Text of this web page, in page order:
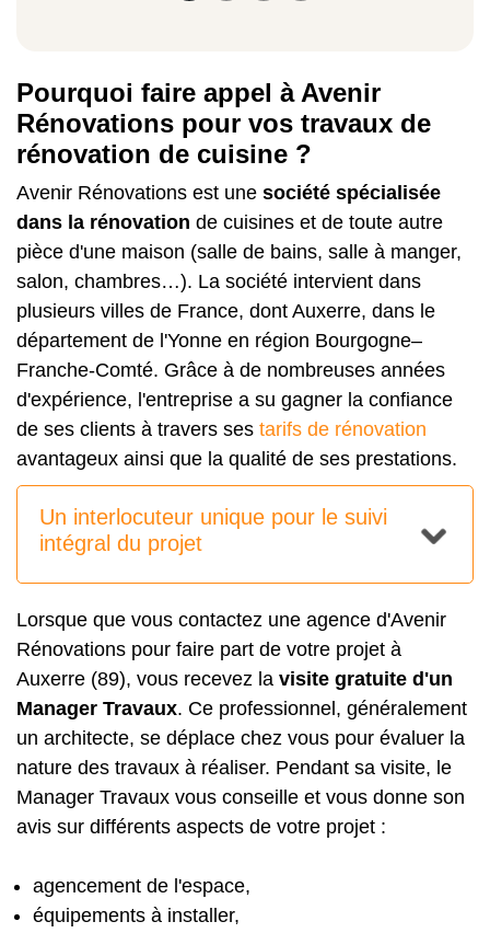
Pourquoi faire appel à Avenir
Rénovations pour vos travaux de
rénovation de cuisine ?
Avenir Rénovations est une société spécialisée
dans la rénovation de cuisines et de toute autre
pièce d'une maison (salle de bains, salle à manger,
salon, chambres…). La société intervient dans
plusieurs villes de France, dont Auxerre, dans le
département de l'Yonne en région Bourgogne–
Franche-Comté. Grâce à de nombreuses années
d'expérience, l'entreprise a su gagner la confiance
de ses clients à travers ses tarifs de rénovation
avantageux ainsi que la qualité de ses prestations.
Un interlocuteur unique pour le suivi
intégral du projet
Lorsque que vous contactez une agence d'Avenir
Rénovations pour faire part de votre projet à
Auxerre (89), vous recevez la visite gratuite d'un
Manager Travaux. Ce professionnel, généralement
un architecte, se déplace chez vous pour évaluer la
nature des travaux à réaliser. Pendant sa visite, le
Manager Travaux vous conseille et vous donne son
avis sur différents aspects de votre projet :
agencement de l'espace,
équipements à installer,